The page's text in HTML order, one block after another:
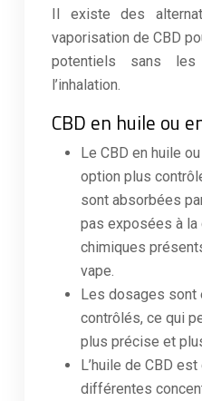
Il existe des
vaporisation de CBD
potentiels sans
l’inhalation.
CBD en huile ou
Le CBD en huile
option plus
sont absorbées
pas exposées à la
chimiques
vape.
Les dosages sont
contrôlés, ce qui
plus précise et
L’huile de CBD
différentes